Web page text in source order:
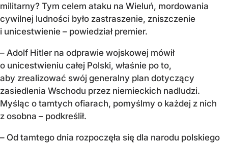
militarny? Tym celem ataku na Wieluń, mordowania
cywilnej ludności było zastraszenie, zniszczenie
i unicestwienie – powiedział premier.
– Adolf Hitler na odprawie wojskowej mówił
o unicestwieniu całej Polski, właśnie po to,
aby zrealizować swój generalny plan dotyczący
zasiedlenia Wschodu przez niemieckich nadludzi.
Myśląc o tamtych ofiarach, pomyślmy o każdej z nich
z osobna – podkreślił.
– Od tamtego dnia rozpoczęła się dla narodu polskiego